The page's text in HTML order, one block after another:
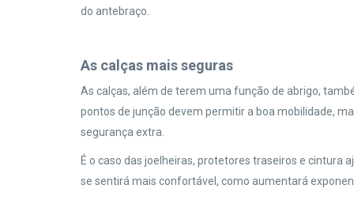
do antebraço.
As calças mais seguras
As calças, além de terem uma função de abrigo,
pontos de junção devem permitir a boa mobilidade,
segurança extra.
É o caso das joelheiras, protetores traseiros e cintura
se sentirá mais confortável, como aumentará